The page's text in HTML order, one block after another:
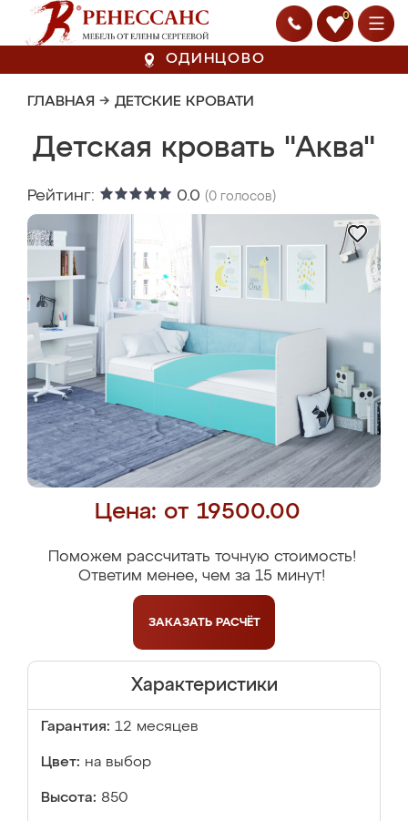
0
ОДИНЦОВО
ГЛАВНАЯ → ДЕТСКИЕ КРОВАТИ
Детская кровать "Аква"
Рейтинг: 0.0 (0 голосов)
Цена: от 19500.00
Поможем рассчитать точную стоимость!
Ответим менее, чем за 15 минут!
ЗАКАЗАТЬ РАСЧЁТ
Характеристики
Гарантия: 12 месяцев
Цвет: на выбор
Высота: 850